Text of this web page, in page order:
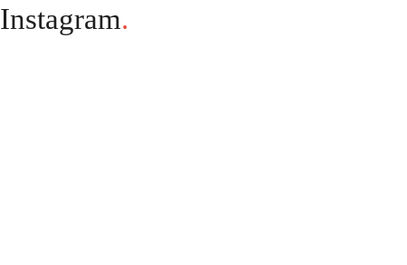
Instagram.